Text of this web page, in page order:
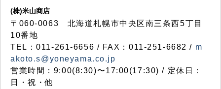
(株)米山商店
〒060-0063 北海道札幌市中央区南三条西5丁目
10番地
TEL：011-261-6656 / FAX：011-251-6682 / m
akoto.s@yoneyama.co.jp
営業時間：9:00(8:30)〜17:00(17:30) / 定休日：
日・祝・他